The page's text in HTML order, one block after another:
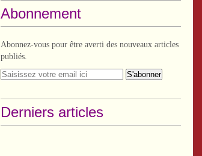
Abonnement
Abonnez-vous pour être averti des nouveaux articles
publiés.
Derniers articles